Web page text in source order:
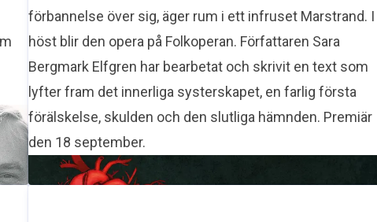
förbannelse över sig, äger rum i ett infruset Marstrand. I
höst blir den opera på Folkoperan. Författaren Sara
Bergmark Elfgren har bearbetat och skrivit en text som
lyfter fram det innerliga systerskapet, en farlig första
förälskelse, skulden och den slutliga hämnden. Premiär
den 18 september.